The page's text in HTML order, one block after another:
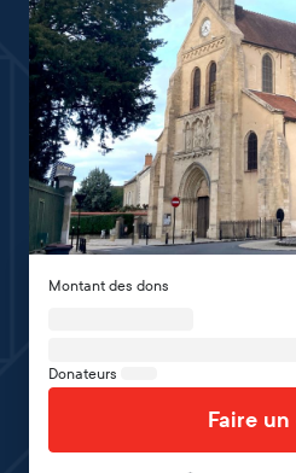
Montant des dons
Donateurs
Faire un